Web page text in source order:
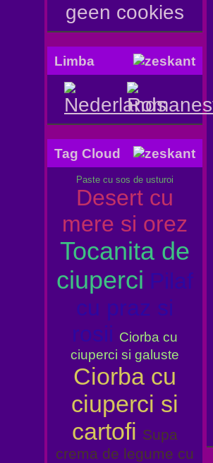
geen cookies
Limba
Tag Cloud
Paste cu sos de usturoi
Desert cu
mere si orez
Tocanita de
ciuperci Pilaf
cu praz si
rosii Ciorba cu
ciuperci si galuste
Ciorba cu
ciuperci si
cartofi Supa
crema de legume cu